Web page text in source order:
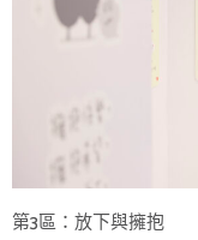
第3區：放下與擁抱